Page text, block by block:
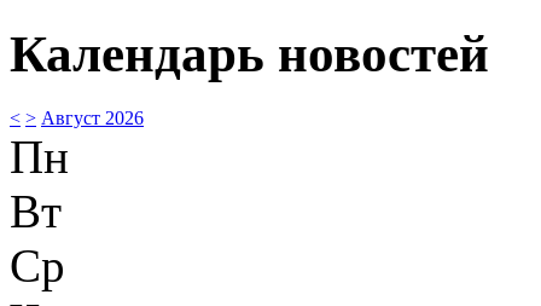
Календарь новостей
< > Август 2026
Пн
Вт
Ср